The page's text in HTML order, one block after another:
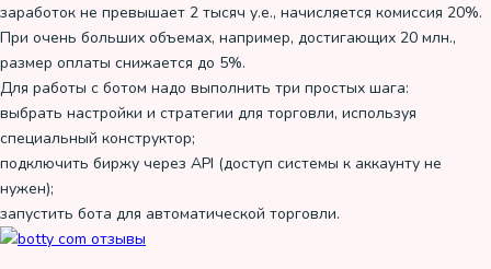
заработок не превышает 2 тысяч у.е., начисляется комиссия 20%.
При очень больших объемах, например, достигающих 20 млн.,
размер оплаты снижается до 5%.
Для работы с ботом надо выполнить три простых шага:
выбрать настройки и стратегии для торговли, используя
специальный конструктор;
подключить биржу через API (доступ системы к аккаунту не
нужен);
запустить бота для автоматической торговли.